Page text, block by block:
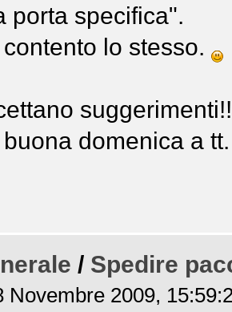
porta specifica".
lo stesso.
domenica a tt.
/ Spedire
Novembre 2009,